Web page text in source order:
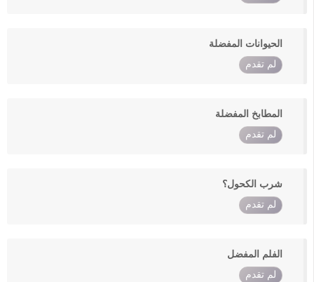
الحيوانات المفضلة
لم تقدم
المطابخ المفضلة
لم تقدم
شرب الكحول؟
لم تقدم
الفلم المفضل
لم تقدم